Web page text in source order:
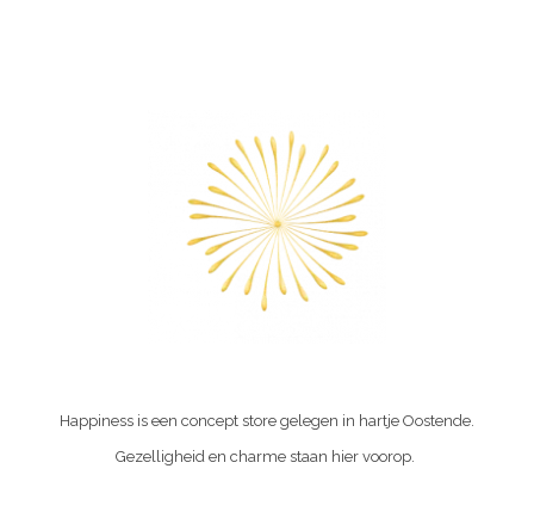
Happiness is een concept store gelegen in hartje Oostende.
Gezelligheid en charme staan hier voorop.